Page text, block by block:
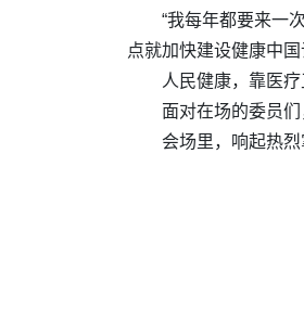
“我每年都要来一
点就加快建设健康中
人民健康，靠医疗
面对在场的委员
会场里，响起热烈